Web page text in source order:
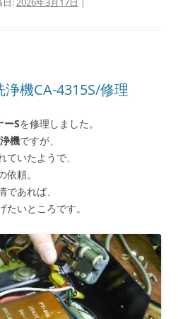
機CA-4315S/修理
ーSを修理しました。
機ですが、
いたようで、
頼。
あれば、
いところです。